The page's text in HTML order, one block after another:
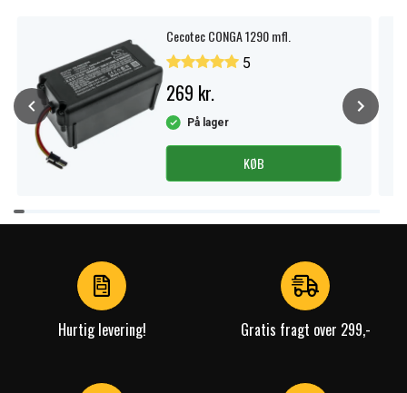
Cecotec CONGA 1290 mfl.
5
269 kr.
På lager
KØB
Item
1
Hurtig levering! Gratis fragt over 299,-